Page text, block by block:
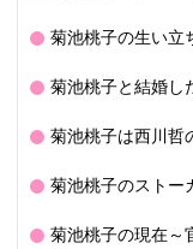
菊池桃子の生い立
菊池桃子と結婚し
菊池桃子は西川哲
菊池桃子のストー
菊池桃子の現在～